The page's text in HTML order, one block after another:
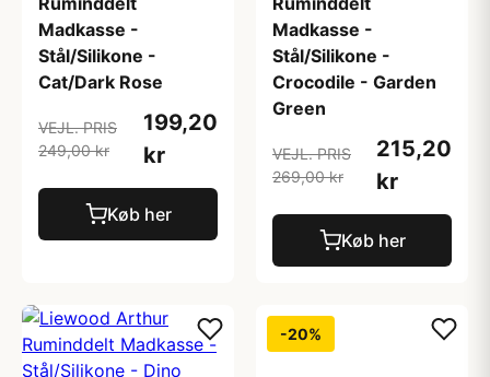
Madkasse -
Stål/Silikone -
Cat/Dark Rose
VEJL. PRIS
249,00 kr
199,20
kr
Køb her
Madkasse -
Stål/Silikone -
Crocodile - Garden
Green
VEJL. PRIS
269,00 kr
215,20
kr
Køb her
-20%